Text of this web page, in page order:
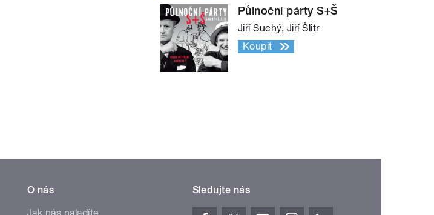
Půlnoční párty S+Š
Jiří Suchý, Jiří Šlitr
Koupit
O nás
Sledujte nás